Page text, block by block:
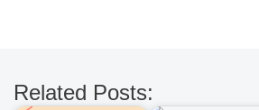
Related Posts: